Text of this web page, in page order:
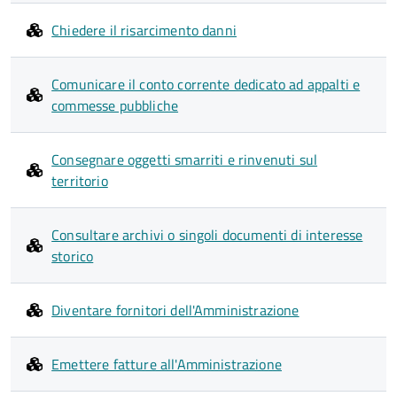
Chiedere il risarcimento danni
Comunicare il conto corrente dedicato ad appalti e
commesse pubbliche
Consegnare oggetti smarriti e rinvenuti sul
territorio
Consultare archivi o singoli documenti di interesse
storico
Diventare fornitori dell'Amministrazione
Emettere fatture all'Amministrazione